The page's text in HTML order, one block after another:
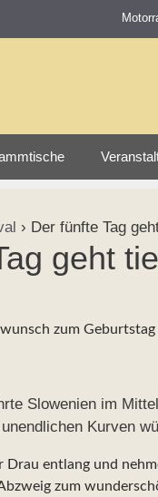
› Der fünfte Tag
geht
zum
Slowenien im
Kurven
Drau entlang und
zum